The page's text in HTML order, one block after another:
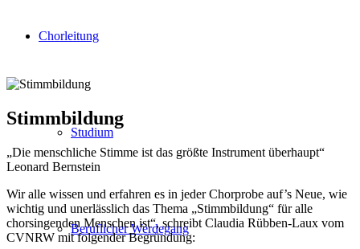
Chorleitung
Studium
Beruflicher Werdegang
Stimmbildung
„Die menschliche Stimme ist das größte Instrument überhaupt“
Leonard Bernstein
Wir alle wissen und erfahren es in jeder Chorprobe auf’s Neue, wie
wichtig und unerlässlich das Thema „Stimmbildung“ für alle
chorsingenden Menschen ist“, schreibt Claudia Rübben-Laux vom
CVNRW mit folgender Begründung: